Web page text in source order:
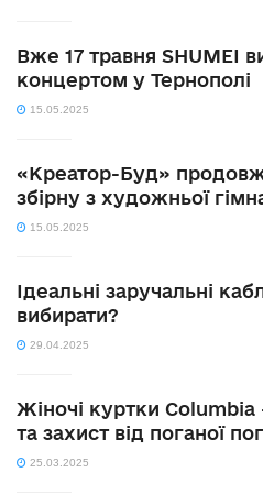
Вже 17 травня SHUMEI
концертом у Тернополі
15.05.2025
«Креатор-Буд»
збірну з художньої
15.05.2025
Ідеальні заручальні
вибирати?
29.04.2025
Жіночі куртки Columbia
та захист від поганої
25.03.2025